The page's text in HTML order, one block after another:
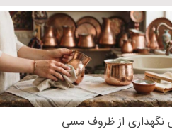
نگهداری از ظروف مسی